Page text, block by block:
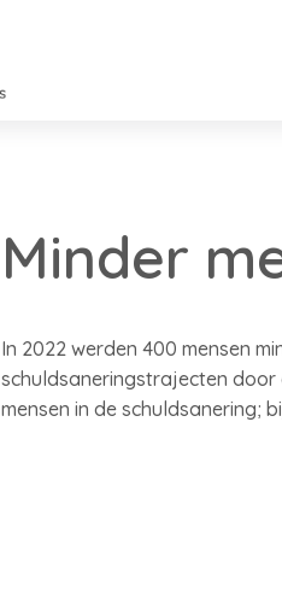
Minder
In 2022 werden 400 mensen
schuldsaneringstrajecten door
mensen in de schuldsanering;